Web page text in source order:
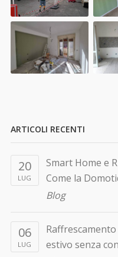
ARTICOLI RECENTI
20
LUG
Smart Home e
Come la
Blog
06
LUG
estivo senza